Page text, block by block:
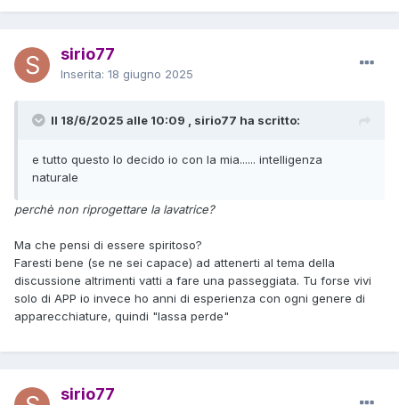
sirio77
Inserita: 18 giugno 2025
Il 18/6/2025 alle 10:09 , sirio77 ha scritto:
e tutto questo lo decido io con la mia...... intelligenza
naturale
perchè non riprogettare la lavatrice?
Ma che pensi di essere spiritoso?
Faresti bene (se ne sei capace) ad attenerti al tema della
discussione altrimenti vatti a fare una passeggiata. Tu forse vivi
solo di APP io invece ho anni di esperienza con ogni genere di
apparecchiature, quindi "lassa perde"
sirio77